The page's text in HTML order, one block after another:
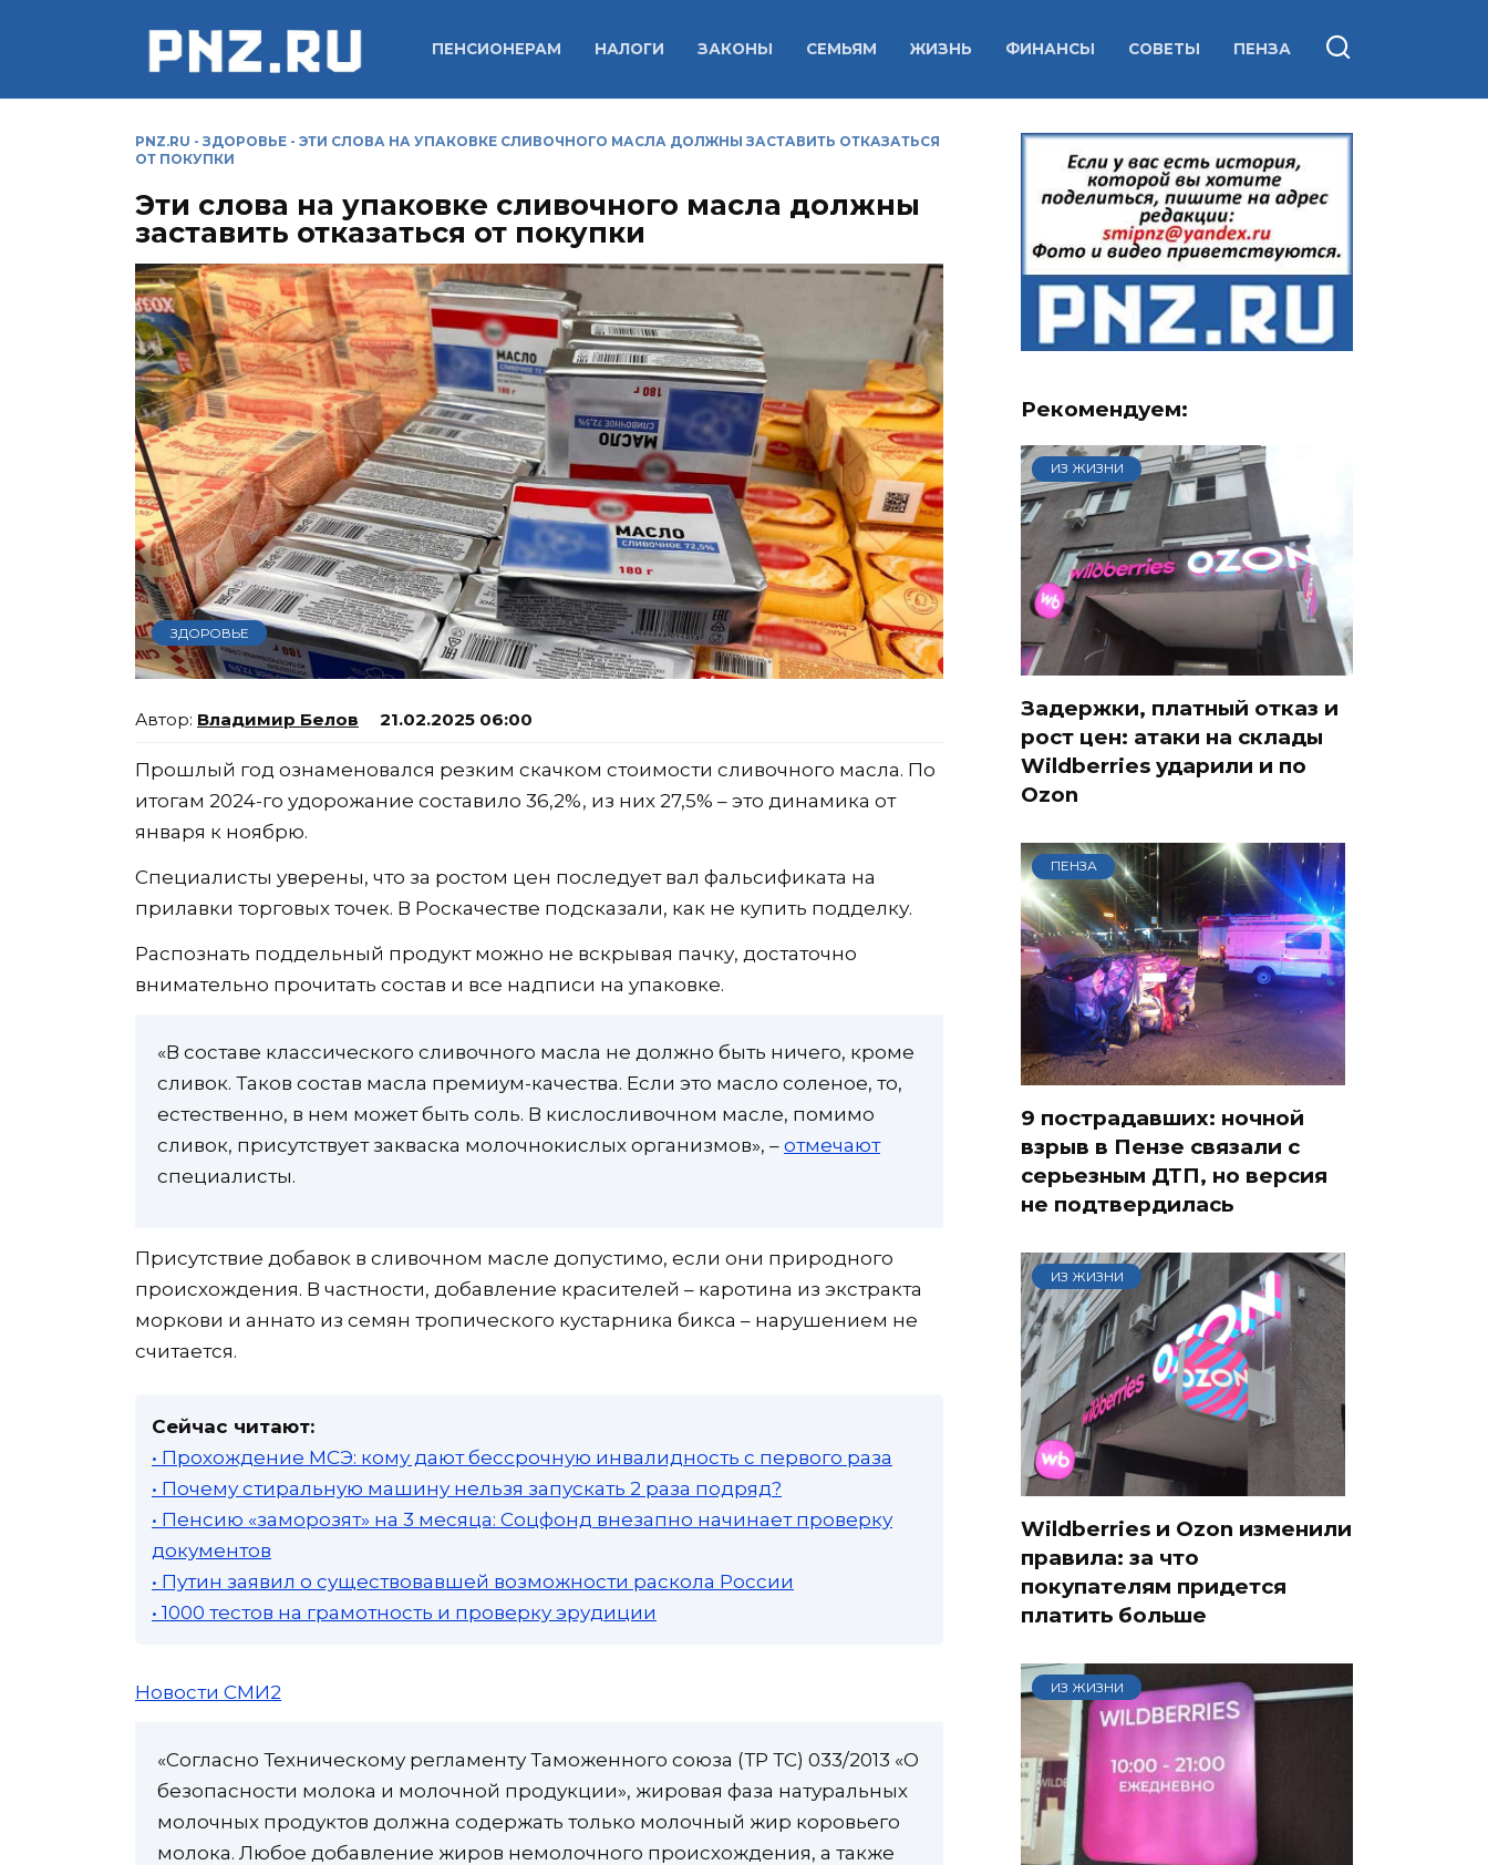
ПЕНСИОНЕРАМ НАЛОГИ ЗАКОНЫ СЕМЬЯМ ЖИЗНЬ ФИНАНСЫ СОВЕТЫ ПЕНЗА
PNZ.RU - ЗДОРОВЬЕ - ЭТИ СЛОВА НА УПАКОВКЕ СЛИВОЧНОГО МАСЛА ДОЛЖНЫ ЗАСТАВИТЬ ОТКАЗАТЬСЯ
ОТ ПОКУПКИ
Эти слова на упаковке сливочного масла должны
заставить отказаться от покупки
ЗДОРОВЬЕ
Владимир Белов 21.02.2025 06:00
Прошлый год ознаменовался резким скачком стоимости сливочного масла. По
итогам 2024-го удорожание составило 36,2%, из них 27,5% – это динамика от
января к ноябрю.
Специалисты уверены, что за ростом цен последует вал фальсификата на
прилавки торговых точек. В Роскачестве подсказали, как не купить подделку.
Распознать поддельный продукт можно не вскрывая пачку, достаточно
внимательно прочитать состав и все надписи на упаковке.
«В составе классического сливочного масла не должно быть ничего, кроме
сливок. Таков состав масла премиум-качества. Если это масло соленое, то,
естественно, в нем может быть соль. В кислосливочном масле, помимо
сливок, присутствует закваска молочнокислых организмов», – отмечают
специалисты.
Присутствие добавок в сливочном масле допустимо, если они природного
происхождения. В частности, добавление красителей – каротина из экстракта
моркови и аннато из семян тропического кустарника бикса – нарушением не
считается.
Сейчас читают:
• Прохождение МСЭ: кому дают бессрочную инвалидность с первого раза
• Почему стиральную машину нельзя запускать 2 раза подряд?
• Пенсию «заморозят» на 3 месяца: Соцфонд внезапно начинает проверку
документов
• Путин заявил о существовавшей возможности раскола России
• 1000 тестов на грамотность и проверку эрудиции
Новости СМИ2
«Согласно Техническому регламенту Таможенного союза (ТР ТС) 033/2013 «О
безопасности молока и молочной продукции», жировая фаза натуральных
молочных продуктов должна содержать только молочный жир коровьего
молока. Любое добавление жиров немолочного происхождения, а также
Рекомендуем:
ИЗ ЖИЗНИ
Задержки, платный отказ и
рост цен: атаки на склады
Wildberries ударили и по
Ozon
ПЕНЗА
9 пострадавших: ночной
взрыв в Пензе связали с
серьезным ДТП, но версия
не подтвердилась
ИЗ ЖИЗНИ
Wildberries и Ozon изменили
правила: за что
покупателям придется
платить больше
ИЗ ЖИЗНИ